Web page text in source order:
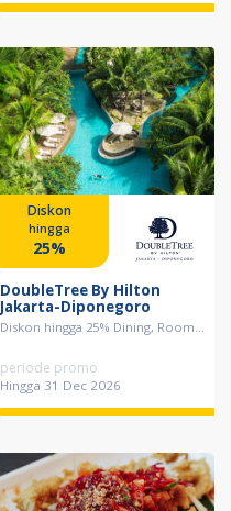
Diskon
hingga
25%
DoubleTree By Hilton
Jakarta-Diponegoro
Diskon hingga 25% Dining, Room...
periode promo
Hingga 31 Dec 2026